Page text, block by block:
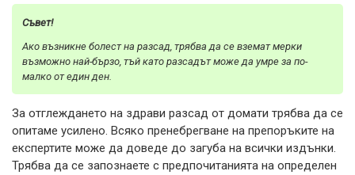
Съвет!
Ако възникне болест на разсад, трябва да се вземат мерки
възможно най-бързо, тъй като разсадът може да умре за по-
малко от един ден.
За отглеждането на здрави разсад от домати трябва да се
опитаме усилено. Всяко пренебрегване на препоръките на
експертите може да доведе до загуба на всички издънки.
Трябва да се запознаете с предпочитанията на определен